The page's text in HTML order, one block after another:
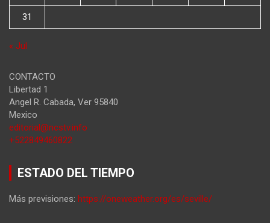
31
« Jul
CONTACTO
Libertad 1
Angel R. Cabada, Ver 95840
Mexico
editorial@ncstv.info
+522849460822
ESTADO DEL TIEMPO
Más previsiones: https://oneweather.org/es/seville/